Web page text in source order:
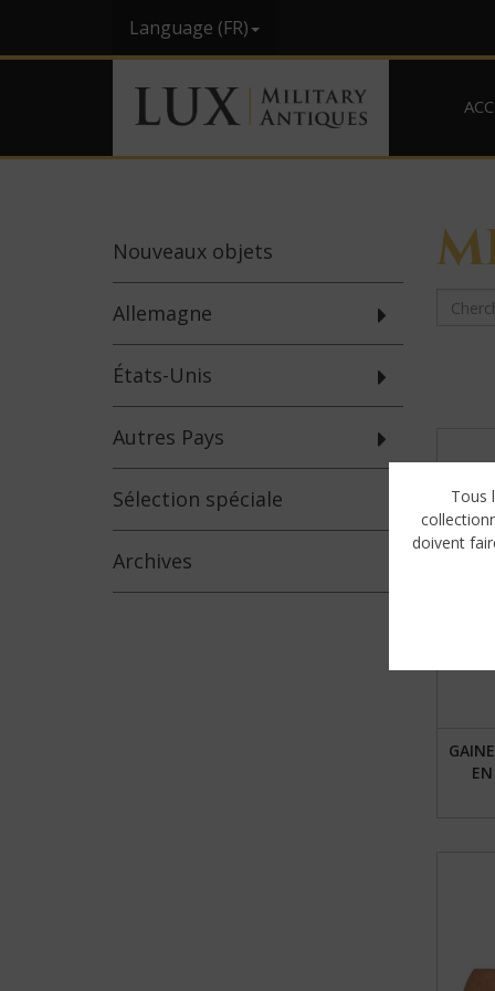
Language (FR)
Nouveaux objets
Allemagne
États-Unis
Autres Pays
Sélection spéciale
Archives
Tous
doivent